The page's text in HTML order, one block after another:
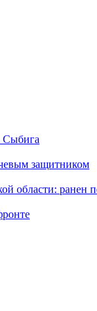
Сыбига
защитником
области: ранен